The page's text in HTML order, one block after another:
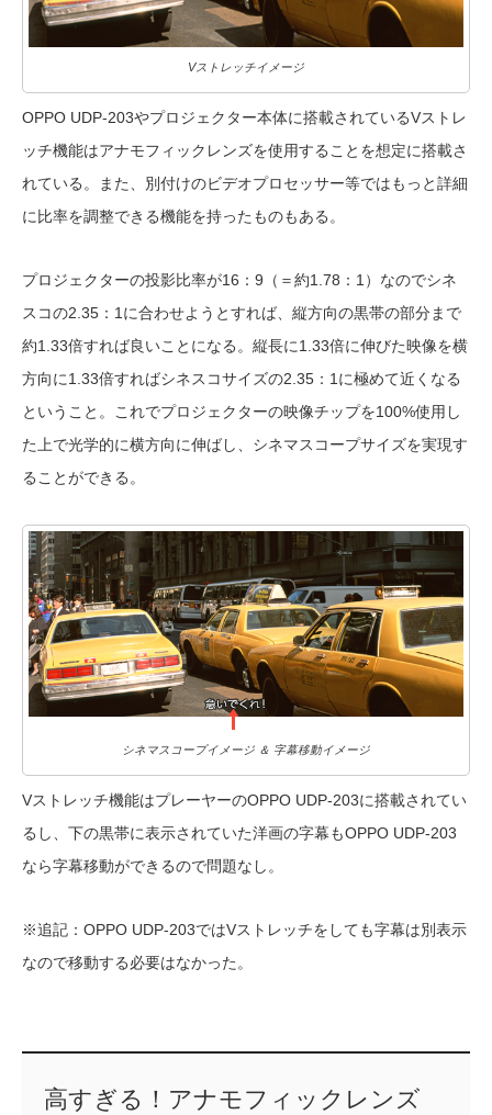
Vストレッチイメージ
OPPO UDP-203やプロジェクター本体に搭載されているVストレ
ッチ機能はアナモフィックレンズを使用することを想定に搭載さ
れている。また、別付けのビデオプロセッサー等ではもっと詳細
に比率を調整できる機能を持ったものもある。
プロジェクターの投影比率が16：9（＝約1.78：1）なのでシネ
スコの2.35：1に合わせようとすれば、縦方向の黒帯の部分まで
約1.33倍すれば良いことになる。縦長に1.33倍に伸びた映像を横
方向に1.33倍すればシネスコサイズの2.35：1に極めて近くなる
ということ。これでプロジェクターの映像チップを100%使用し
た上で光学的に横方向に伸ばし、シネマスコープサイズを実現す
ることができる。
シネマスコープイメージ ＆ 字幕移動イメージ
Vストレッチ機能はプレーヤーのOPPO UDP-203に搭載されてい
るし、下の黒帯に表示されていた洋画の字幕もOPPO UDP-203
なら字幕移動ができるので問題なし。
※追記：OPPO UDP-203ではVストレッチをしても字幕は別表示
なので移動する必要はなかった。
高すぎる！アナモフィックレンズ